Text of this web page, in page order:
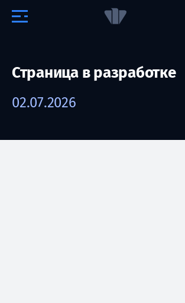
Страница в разработке
02.07.2026